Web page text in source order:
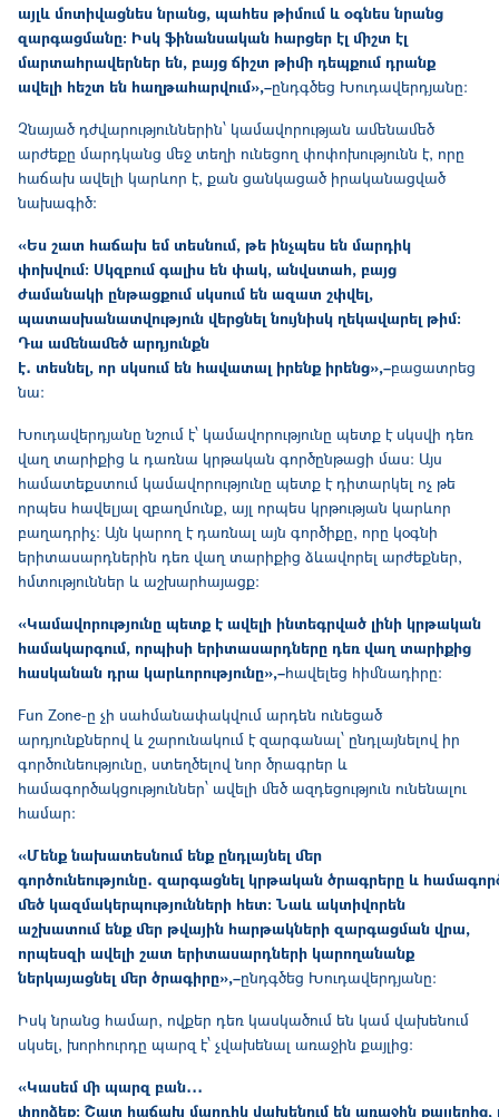
այլև մոտիվացնես նրանց, պահես թիմում և օգնես նրանց
զարգացմանը։ Իսկ ֆինանսական հարցեր էլ միշտ էլ
մարտահրավերներ են, բայց ճիշտ թիմի դեպքում դրանք
ավելի հեշտ են հաղթահարվում»,–ընդգծեց Խուդավերդյանը։
Չնայած դժվարություններին՝ կամավորության ամենամեծ
արժեքը մարդկանց մեջ տեղի ունեցող փոփոխությունն է, որը
հաճախ ավելի կարևոր է, քան ցանկացած իրականացված
նախագիծ։
«Ես շատ հաճախ եմ տեսնում, թե ինչպես են մարդիկ
փոխվում։ Սկզբում գալիս են փակ, անվստահ, բայց
ժամանակի ընթացքում սկսում են ազատ շփվել,
պատասխանատվություն վերցնել նույնիսկ ղեկավարել թիմ։
Դա ամենամեծ արդյունքն
է․ տեսնել, որ սկսում են հավատալ իրենք իրենց»,–բացատրեց
նա։
Խուդավերդյանը նշում է՝ կամավորությունը պետք է սկսվի դեռ
վաղ տարիքից և դառնա կրթական գործընթացի մաս։ Այս
համատեքստում կամավորությունը պետք է դիտարկել ոչ թե
որպես հավելյալ զբաղմունք, այլ որպես կրթության կարևոր
բաղադրիչ։ Այն կարող է դառնալ այն գործիքը, որը կօգնի
երիտասարդներին դեռ վաղ տարիքից ձևավորել արժեքներ,
հմտություններ և աշխարհայացք։
«Կամավորությունը պետք է ավելի ինտեգրված լինի կրթական
համակարգում, որպիսի երիտասարդները դեռ վաղ տարիքից
հասկանան դրա կարևորությունը»,–հավելեց հիմնադիրը։
Fun Zone-ը չի սահմանափակվում արդեն ունեցած
արդյունքներով և շարունակում է զարգանալ՝ ընդլայնելով իր
գործունեությունը, ստեղծելով նոր ծրագրեր և
համագործակցություններ՝ ավելի մեծ ազդեցություն ունենալու
համար։
«Մենք նախատեսնում ենք ընդլայնել մեր
գործունեությունը․ զարգացնել կրթական ծրագրերը և
մեծ կազմակերպությունների հետ։ Նաև ակտիվորեն
աշխատում ենք մեր թվային հարթակների զարգացման վրա,
որպեսզի ավելի շատ երիտասարդների կարողանանք
ներկայացնել մեր ծրագիրը»,–ընդգծեց Խուդավերդյանը։
Իսկ նրանց համար, ովքեր դեռ կասկածում են կամ վախենում
սկսել, խորհուրդը պարզ է՝ չվախենալ առաջին քայլից։
«Կասեմ մի պարզ բան․․․
փորձեք։ Շատ հաճախ մարդիկ վախենում են առաջին քայլերից,